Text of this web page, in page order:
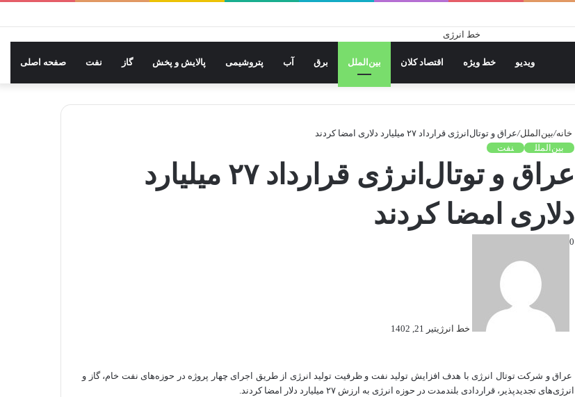
صفحه اصلی نفت گاز پالایش و پخش پتروشیمی آب برق بین‌الملل اقتصاد کلان خط ویژه ویدیو
خانه/بین‌الملل/عراق و توتال‌انرژی قرارداد ۲۷ میلیارد دلاری امضا کردند
بین‌الملل
نفت
عراق و توتال‌انرژی قرارداد ۲۷ میلیارد
دلاری امضا کردند
خط انرژیتیر 21, 1402
0
عراق و شرکت توتال انرژی با هدف افزایش تولید نفت و ظرفیت تولید انرژی‌ از طریق اجرای چهار پروژه در حوزه‌های نفت خام، گاز و
انرژی‌های تجدیدپذیر، قراردادی بلندمدت در حوزه انرژی به ارزش ۲۷ میلیارد دلار امضا کردند.